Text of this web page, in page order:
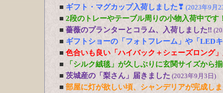
■ ギフト・マグカップ入荷しました❣ (2023年9月
■ 2段のトレーやテーブル周りの小物入荷中です
■ 薔薇のプランターとコラム、入荷しました‼
■ ギフトショーの「フォトフレーム」や「LED
■ 色合いも良い「ハイバック＋シェーズロング
■
「シルク絨毯」が久しぶりに玄関サイズから
■ 茨城産の「梨さん」届きました (2023年9月3日)
■ 部屋に灯が欲しい頃、シャンデリアが完成し